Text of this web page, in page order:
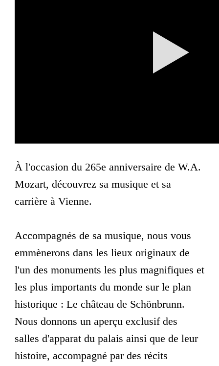
À l'occasion du 265e anniversaire de W.A.
Mozart, découvrez sa musique et sa
carrière à Vienne.
Accompagnés de sa musique, nous vous
emmènerons dans les lieux originaux de
l'un des monuments les plus magnifiques et
les plus importants du monde sur le plan
historique : Le château de Schönbrunn.
Nous donnons un aperçu exclusif des
salles d'apparat du palais ainsi que de leur
histoire, accompagné par des récits